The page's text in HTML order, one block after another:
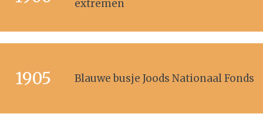
extremen
1905 Blauwe busje Joods Nationaal Fonds